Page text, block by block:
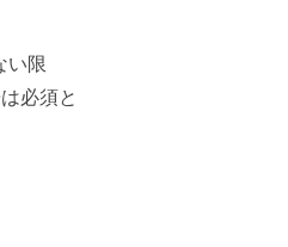
い限
必須と